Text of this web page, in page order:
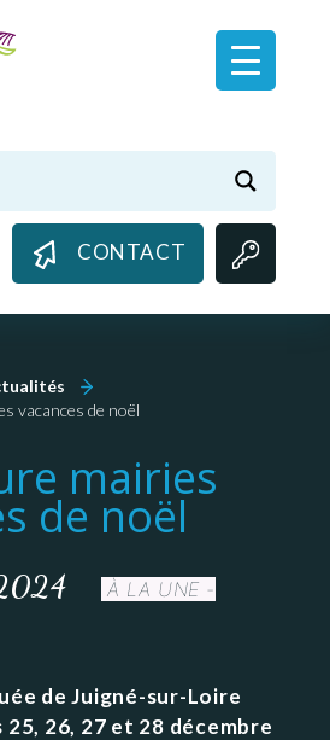
CONTACT
vacances de noël
mairies
de noël
2024
À LA UNE -
de Juigné-sur-Loire
26, 27 et 28 décembre